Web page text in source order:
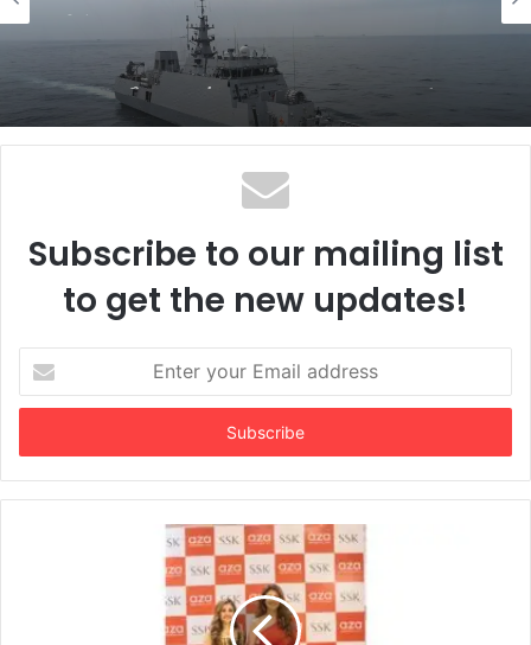
સુરતનું ગૌરવઃ AM/NS Indiaના હજીરા પ્લાન્ટમાં
નિર્મિત સ્ટીલથી સજ્જ ભારતનું નવીનત્તમ
યુદ્ધજહાજ INS માલવણ
Subscribe to our mailing list
to get the new updates!
your
Email